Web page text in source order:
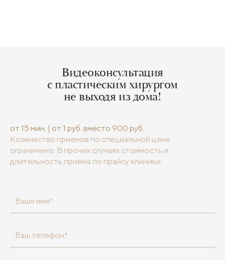
Видеоконсультация
с пластическим хирургом
не выходя из дома!
от 15 мин. | от 1 руб. вместо 900 руб.
Количество приемов по специальной цене
ограничено. В прочих случаях стоимость и
длительность приёма по прайсу клиники.
Ваше имя*
Ваш телефон*